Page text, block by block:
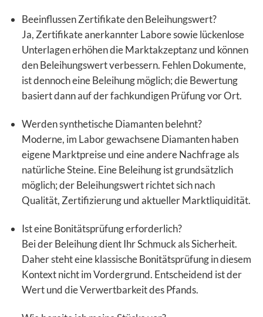
Beeinflussen Zertifikate den Beleihungswert?
Ja, Zertifikate anerkannter Labore sowie lückenlose
Unterlagen erhöhen die Marktakzeptanz und können
den Beleihungswert verbessern. Fehlen Dokumente,
ist dennoch eine Beleihung möglich; die Bewertung
basiert dann auf der fachkundigen Prüfung vor Ort.
Werden synthetische Diamanten belehnt?
Moderne, im Labor gewachsene Diamanten haben
eigene Marktpreise und eine andere Nachfrage als
natürliche Steine. Eine Beleihung ist grundsätzlich
möglich; der Beleihungswert richtet sich nach
Qualität, Zertifizierung und aktueller Marktliquidität.
Ist eine Bonitätsprüfung erforderlich?
Bei der Beleihung dient Ihr Schmuck als Sicherheit.
Daher steht eine klassische Bonitätsprüfung in diesem
Kontext nicht im Vordergrund. Entscheidend ist der
Wert und die Verwertbarkeit des Pfands.